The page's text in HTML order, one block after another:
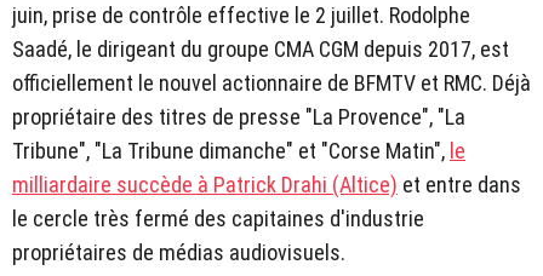
juin, prise de contrôle effective le 2 juillet. Rodolphe
Saadé, le dirigeant du groupe CMA CGM depuis 2017, est
officiellement le nouvel actionnaire de BFMTV et RMC. Déjà
propriétaire des titres de presse "La Provence", "La
Tribune", "La Tribune dimanche" et "Corse Matin", le
milliardaire succède à Patrick Drahi (Altice) et entre dans
le cercle très fermé des capitaines d'industrie
propriétaires de médias audiovisuels.